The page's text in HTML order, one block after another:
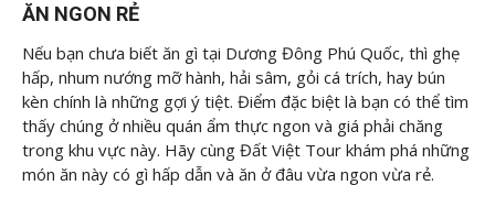
ĂN NGON RẺ
Nếu bạn chưa biết ăn gì tại Dương Đông Phú Quốc, thì ghẹ
hấp, nhum nướng mỡ hành, hải sâm, gỏi cá trích, hay bún
kèn chính là những gợi ý tiệt. Điểm đặc biệt là bạn có thể tìm
thấy chúng ở nhiều quán ẩm thực ngon và giá phải chăng
trong khu vực này. Hãy cùng Đất Việt Tour khám phá những
món ăn này có gì hấp dẫn và ăn ở đâu vừa ngon vừa rẻ.